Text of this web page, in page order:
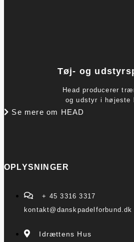
Tøj- og
Head producerer
og udstyr i højeste
Se mere om HEAD
OPLYSNINGER
+ 45 3316 3317
kontakt@danskpadelforbund.dk
Idrættens Hus